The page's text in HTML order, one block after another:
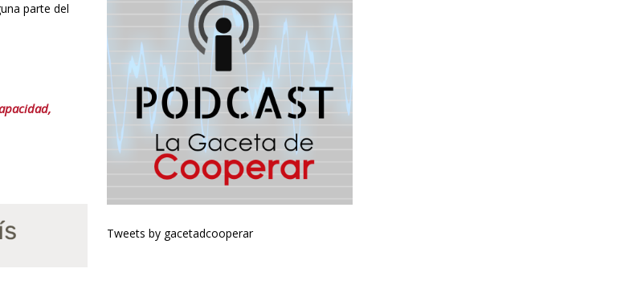
parte del
Tweets by gacetadcooperar